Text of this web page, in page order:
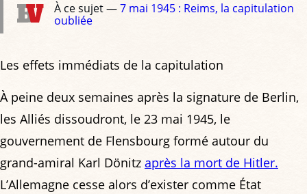
À ce sujet —7 mai 1945 : Reims, la capitulation
oubliée
Les effets immédiats de la capitulation
À peine deux semaines après la signature de Berlin,
les Alliés dissoudront, le 23 mai 1945, le
gouvernement de Flensbourg formé autour du
grand-amiral Karl Dönitz après la mort de Hitler.
L’Allemagne cesse alors d’exister comme État